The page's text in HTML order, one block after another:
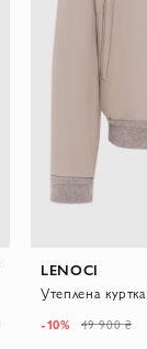
LENOCI
-10% 49 900 ₴